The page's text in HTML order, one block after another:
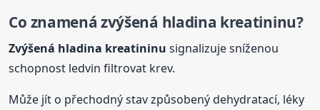
Co znamená zvýšená hladina kreatininu?
Zvýšená hladina kreatininu signalizuje sníženou
schopnost ledvin filtrovat krev.
Může jít o přechodný stav způsobený dehydratací, léky